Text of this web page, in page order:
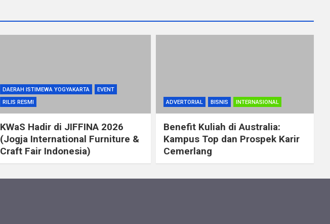
DAERAH ISTIMEWA YOGYAKARTA
EVENT
RILIS RESMI
KWaS Hadir di JIFFINA 2026
(Jogja International Furniture &
Craft Fair Indonesia)
ADVERTORIAL BISNIS INTERNASIONAL
Benefit Kuliah di Australia:
Kampus Top dan Prospek Karir
Cemerlang